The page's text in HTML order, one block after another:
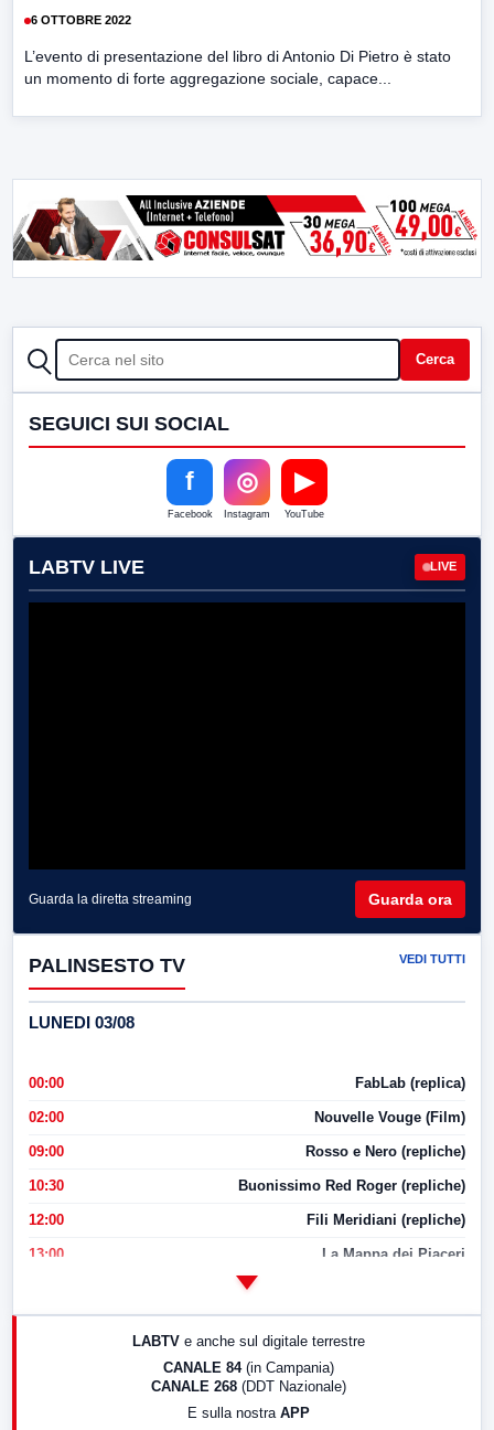
6 OTTOBRE 2022
L’evento di presentazione del libro di Antonio Di Pietro è stato
un momento di forte aggregazione sociale, capace...
CERCA Cerca
SEGUICI SUI SOCIAL
f
Facebook
◎
Instagram
▶
YouTube
LABTV LIVE LIVE
Guarda la diretta streaming Guarda ora
PALINSESTO TV VEDI TUTTI
LUNEDI 03/08
00:00 FabLab (replica)
02:00 Nouvelle Vouge (Film)
09:00 Rosso e Nero (repliche)
10:30 Buonissimo Red Roger (repliche)
12:00 Fili Meridiani (repliche)
13:00 La Mappa dei Piaceri
LABTV e anche sul digitale terrestre
CANALE 84 (in Campania)
CANALE 268 (DDT Nazionale)
E sulla nostra APP